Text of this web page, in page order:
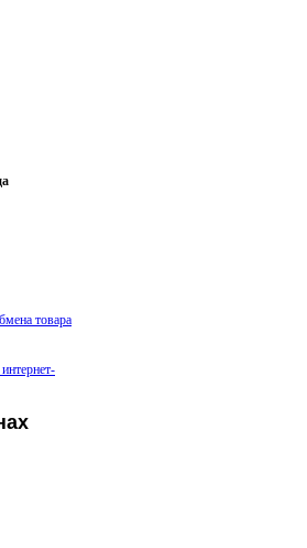
товара